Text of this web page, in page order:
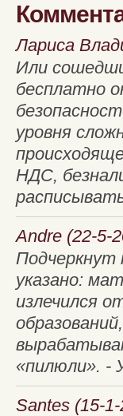
Лариса
Или
бесплатно
уровня
НДС,
Andre (22-5-
Подчеркнут
указано:
излечился
«пилюли». -
Santes (15-